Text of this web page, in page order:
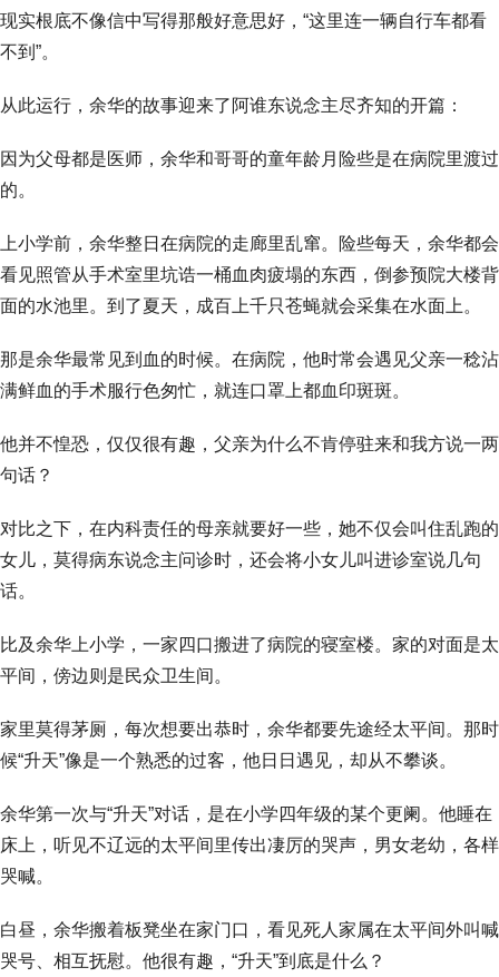
现实根底不像信中写得那般好意思好，“这里连一辆自行车都看
不到”。
从此运行，余华的故事迎来了阿谁东说念主尽齐知的开篇：
因为父母都是医师，余华和哥哥的童年龄月险些是在病院里渡过
的。
上小学前，余华整日在病院的走廊里乱窜。险些每天，余华都会
看见照管从手术室里坑诰一桶血肉疲塌的东西，倒参预院大楼背
面的水池里。到了夏天，成百上千只苍蝇就会采集在水面上。
那是余华最常见到血的时候。在病院，他时常会遇见父亲一稔沾
满鲜血的手术服行色匆忙，就连口罩上都血印斑斑。
他并不惶恐，仅仅很有趣，父亲为什么不肯停驻来和我方说一两
句话？
对比之下，在内科责任的母亲就要好一些，她不仅会叫住乱跑的
女儿，莫得病东说念主问诊时，还会将小女儿叫进诊室说几句
话。
比及余华上小学，一家四口搬进了病院的寝室楼。家的对面是太
平间，傍边则是民众卫生间。
家里莫得茅厕，每次想要出恭时，余华都要先途经太平间。那时
候“升天”像是一个熟悉的过客，他日日遇见，却从不攀谈。
余华第一次与“升天”对话，是在小学四年级的某个更阑。他睡在
床上，听见不辽远的太平间里传出凄厉的哭声，男女老幼，各样
哭喊。
白昼，余华搬着板凳坐在家门口，看见死人家属在太平间外叫喊
哭号、相互抚慰。他很有趣，“升天”到底是什么？